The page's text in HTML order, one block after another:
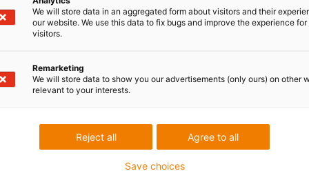
belastninger
I mange applikationer dækkes høje statiske belastninger
heavy-duty studie undersøger vi, hvordan applikationer
kontaktflade, som fordeler belastningsspidser på en
We will store data in an aggregated form about visitors and their
our website. We use this data to fix bugs and improve the experience for
visitors.
Remarketing
We will store data to show you our advertisements (only ours) on other
relevant to your interests.
Agree to all
Reject all
Save choices